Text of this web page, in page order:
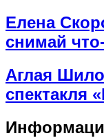
Елена
снимай
Аглая
спектакля